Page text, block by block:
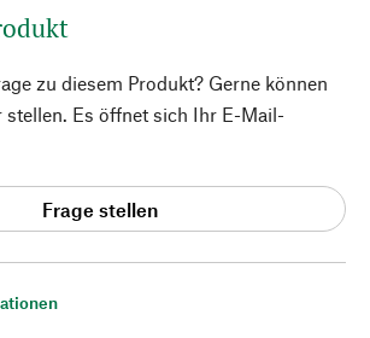
zu diesem Produkt? Gerne können
stellen. Es öffnet sich Ihr E-Mail-
Frage stellen